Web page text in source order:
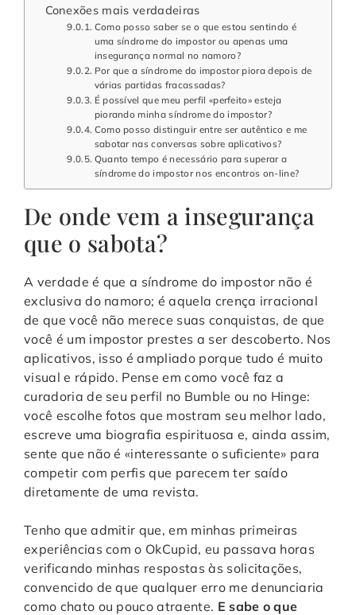
Conexões mais verdadeiras
Como posso saber se o que estou sentindo é
uma síndrome do impostor ou apenas uma
insegurança normal no namoro?
Por que a síndrome do impostor piora depois de
várias partidas fracassadas?
É possível que meu perfil «perfeito» esteja
piorando minha síndrome do impostor?
Como posso distinguir entre ser autêntico e me
sabotar nas conversas sobre aplicativos?
Quanto tempo é necessário para superar a
síndrome do impostor nos encontros on-line?
De onde vem a insegurança
que o sabota?
A verdade é que a síndrome do impostor não é
exclusiva do namoro; é aquela crença irracional
de que você não merece suas conquistas, de que
você é um impostor prestes a ser descoberto. Nos
aplicativos, isso é ampliado porque tudo é muito
visual e rápido. Pense em como você faz a
curadoria de seu perfil no Bumble ou no Hinge:
você escolhe fotos que mostram seu melhor lado,
escreve uma biografia espirituosa e, ainda assim,
sente que não é «interessante o suficiente» para
competir com perfis que parecem ter saído
diretamente de uma revista.
Tenho que admitir que, em minhas primeiras
experiências com o OkCupid, eu passava horas
verificando minhas respostas às solicitações,
convencido de que qualquer erro me denunciaria
como chato ou pouco atraente. E sabe o que